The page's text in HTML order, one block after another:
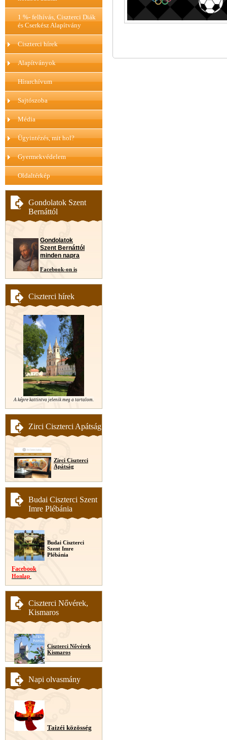
1 %- felhívás, Ciszterci Diák
és Cserkész Alapítvány
Ciszterci hírek
Alapítványok
Hírarchívum
Sajtószoba
Média
Ügyintézés, mit hol?
Gyermekvédelem
Oldaltérkép
Gondolatok Szent
Bernáttól
Gondolatok
Szent Bernáttól
minden napra
Facebook-on is
Ciszterci hírek
A képre kattintva jelenik meg a tartalom.
Zirci Ciszterci Apátság
Zirci Ciszterci
Apátság
Budai Ciszterci Szent
Imre Plébánia
Budai Ciszterci
Szent Imre
Plébánia
Facebook
Honlap
Ciszterci Nővérek,
Kismaros
Ciszterci Nővérek
Kismaros
Napi olvasmány
Taizéi közösség